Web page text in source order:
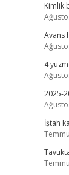
Kimlik
Avans
4
2025-
İştah